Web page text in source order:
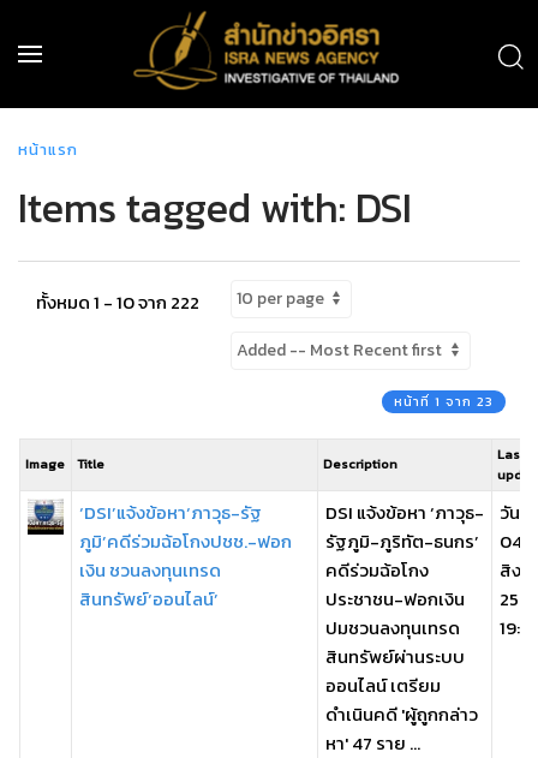
หน้าแรก
Items tagged with: DSI
ทั้งหมด 1 - 10 จาก 222
หน้าที่ 1 จาก 23
Image Title Description
Last
‘DSI’แจ้งข้อหา‘ภาวุธ-รัฐ
ภูมิ’คดีร่วมฉ้อโกงปชช.-ฟอก
เงิน ชวนลงทุนเทรด
สินทรัพย์‘ออนไลน์’
DSI แจ้งข้อหา ‘ภาวุธ-
รัฐภูมิ-ภูริทัต-ธนกร’
คดีร่วมฉ้อโกง
ประชาชน-ฟอกเงิน
ปมชวนลงทุนเทรด
สินทรัพย์ผ่านระบบ
ออนไลน์ เตรียม
ดำเนินคดี 'ผู้ถูกกล่าว
หา' 47 ราย ...
วันอั
04
สิงห
19:21